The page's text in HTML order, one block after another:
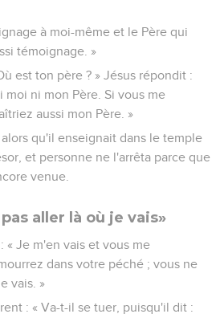
à moi-même et le Père qui
témoignage. »
est ton père ? » Jésus répondit :
moi ni mon Père. Si vous me
aussi mon Père. »
qu'il enseignait dans le temple
et personne ne l'arrêta parce que
venue.
aller là où je vais»
« Je m'en vais et vous me
dans votre péché ; vous ne
vais. »
: « Va-t-il se tuer, puisqu'il dit :